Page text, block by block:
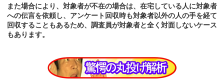
また場合により、対象者が不在の場合は、在宅している人に対象者
への伝言を依頼し、アンケート回収時も対象者以外の人の手を経て
回収することもあるため、調査員が対象者と全く対面しないケース
もあります。